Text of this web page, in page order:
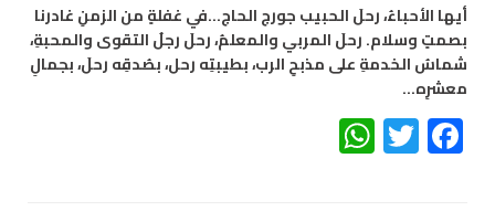
أيها الأحباءُ، رحلَ الحبيب جورج الحاج…في غفلةٍ من الزمنِ غادرنا
بصمتٍ وسلام. رحلَ المربي والمعلمُ، رحلَ رجلُ التقوى والمحبةِ،
شماسُ الخدمةِ على مذبحِ الرب، بطيبتِه رحل، بصُدقِه رحلَ، بجمالِ
معشرِه…
Facebook
Twitter